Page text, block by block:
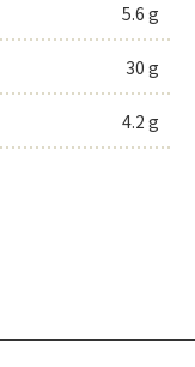
5.6 g
30 g
4.2 g